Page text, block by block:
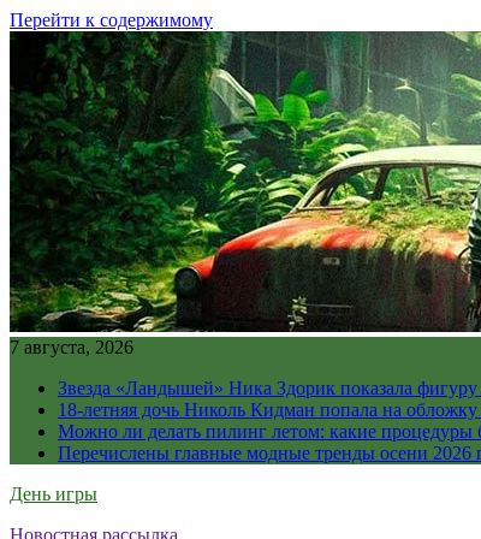
Перейти к содержимому
7 августа, 2026
Звезда «Ландышей» Ника Здорик показала
18-летняя дочь Николь Кидман попала на
Можно ли делать пилинг летом: какие процедуры
Перечислены главные модные тренды осени 2026
День игры
Новостная рассылка